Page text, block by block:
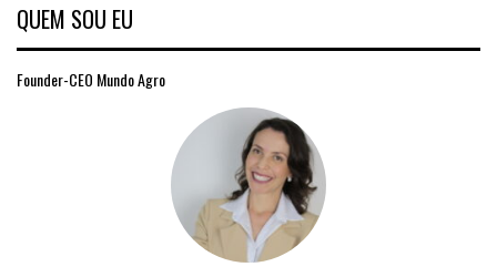
QUEM SOU EU
Founder-CEO Mundo Agro